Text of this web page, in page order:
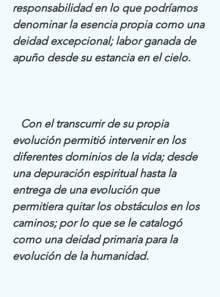
responsabilidad en lo que podríamos
denominar la esencia propia como una
deidad excepcional; labor ganada de
apuño desde su estancia en el cielo.
evolución permitió intervenir en los
diferentes dominios de la vida; desde
una depuración espiritual hasta la
entrega de una evolución que
permitiera quitar los obstáculos en los
caminos; por lo que se le catalogó
como una deidad primaria para la
evolución de la humanidad.